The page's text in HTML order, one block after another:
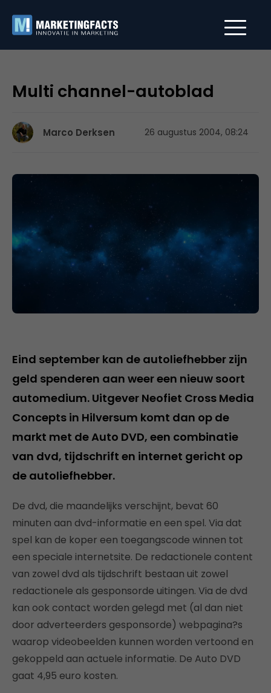
Multi channel-autoblad
Marco Derksen 26 augustus 2004, 08:24
Eind september kan de autoliefhebber zijn
geld spenderen aan weer een nieuw soort
automedium. Uitgever Neofiet Cross Media
Concepts in Hilversum komt dan op de
markt met de Auto DVD, een combinatie
van dvd, tijdschrift en internet gericht op
de autoliefhebber.
De dvd, die maandelijks verschijnt, bevat 60
minuten aan dvd-informatie en een spel. Via dat
spel kan de koper een toegangscode winnen tot
een speciale internetsite. De redactionele content
van zowel dvd als tijdschrift bestaan uit zowel
redactionele als gesponsorde uitingen. Via de dvd
kan ook contact worden gelegd met (al dan niet
door adverteerders gesponsorde) webpagina?s
waarop videobeelden kunnen worden vertoond en
gekoppeld aan actuele informatie. De Auto DVD
gaat 4,95 euro kosten.